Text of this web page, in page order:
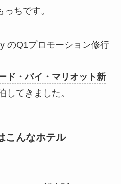
ちです。
のQ1プロモーション修行
ド・バイ・マリオット新
してきました。
こんなホテル